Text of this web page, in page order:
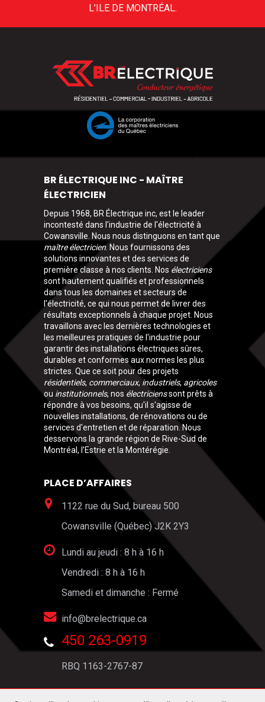
L’ILE DE MONTRÉAL.
BR ÉLECTRIQUE INC - MAÎTRE
ÉLECTRICIEN
Depuis 1968, BR Électrique inc, est le leader
incontesté dans l'industrie de l'électricité à
Cowansville. Nous nous distinguons en tant que
maître électricien. Nous fournissons des
solutions innovantes et des services de
première classe à nos clients. Nos électriciens
sont hautement qualifiés et professionnels
dans tous les domaines et secteurs de
l'électricité, ce qui nous permet de livrer des
résultats exceptionnels à chaque projet. Nous
travaillons avec les dernières technologies et
les meilleures pratiques de l'industrie pour
garantir des installations électriques sûres,
durables et conformes aux normes les plus
strictes. Que ce soit pour des projets
résidentiels, commerciaux, industriels, agricoles
ou institutionnels, nos électricienssont prêts à
répondre à vos besoins, qu'il s'agisse de
nouvelles installations, de rénovations ou de
services d'entretien et de réparation. Nous
desservons la grande région de Rive-Sud de
Montréal, l’Estrie et la Montérégie.
PLACE D’AFFAIRES
1122 rue du Sud, bureau 500
Cowansville (Québec) J2K 2Y3
Lundi au jeudi : 8 h à 16 h
Vendredi : 8 h à 16 h
Samedi et dimanche : Fermé
info@brelectrique.ca
450 263-0919
RBQ 1163-2767-87